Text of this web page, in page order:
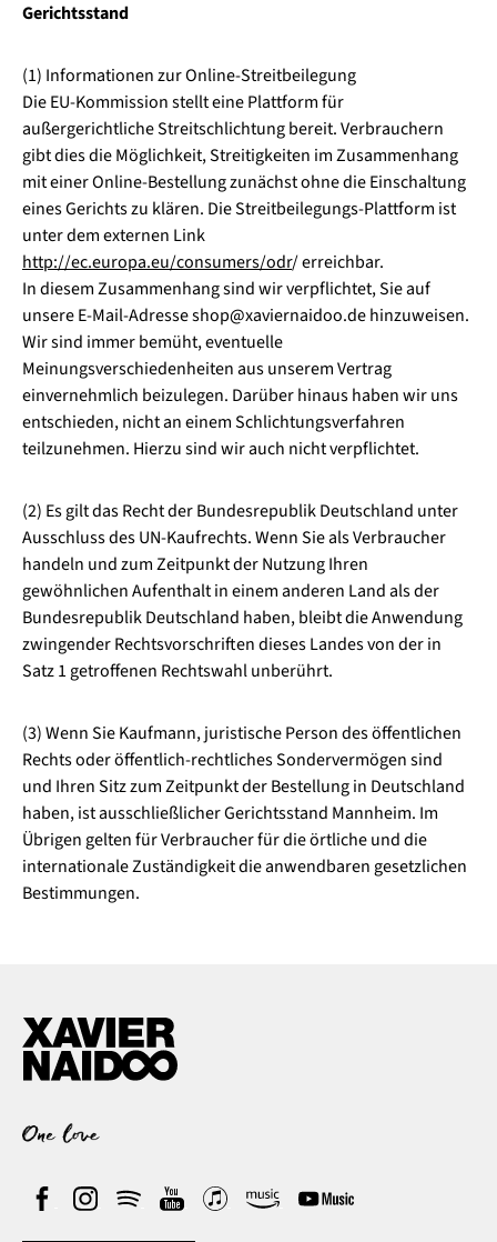
Gerichtsstand
(1) Informationen zur Online-Streitbeilegung
Die EU-Kommission stellt eine Plattform für
außergerichtliche Streitschlichtung bereit. Verbrauchern
gibt dies die Möglichkeit, Streitigkeiten im Zusammenhang
mit einer Online-Bestellung zunächst ohne die Einschaltung
eines Gerichts zu klären. Die Streitbeilegungs-Plattform ist
unter dem externen Link
http://ec.europa.eu/consumers/odr/ erreichbar.
In diesem Zusammenhang sind wir verpflichtet, Sie auf
unsere E-Mail-Adresse shop@xaviernaidoo.de hinzuweisen.
Wir sind immer bemüht, eventuelle
Meinungsverschiedenheiten aus unserem Vertrag
einvernehmlich beizulegen. Darüber hinaus haben wir uns
entschieden, nicht an einem Schlichtungsverfahren
teilzunehmen. Hierzu sind wir auch nicht verpflichtet.
(2) Es gilt das Recht der Bundesrepublik Deutschland unter
Ausschluss des UN-Kaufrechts. Wenn Sie als Verbraucher
handeln und zum Zeitpunkt der Nutzung Ihren
gewöhnlichen Aufenthalt in einem anderen Land als der
Bundesrepublik Deutschland haben, bleibt die Anwendung
zwingender Rechtsvorschriften dieses Landes von der in
Satz 1 getroffenen Rechtswahl unberührt.
(3) Wenn Sie Kaufmann, juristische Person des öffentlichen
Rechts oder öffentlich-rechtliches Sondervermögen sind
und Ihren Sitz zum Zeitpunkt der Bestellung in Deutschland
haben, ist ausschließlicher Gerichtsstand Mannheim. Im
Übrigen gelten für Verbraucher für die örtliche und die
internationale Zuständigkeit die anwendbaren gesetzlichen
Bestimmungen.